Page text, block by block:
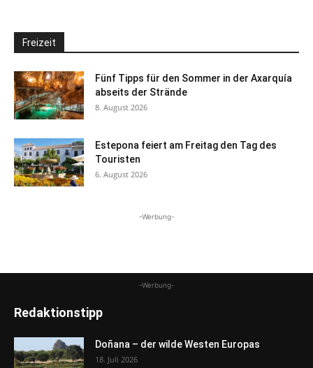
Freizeit
Fünf Tipps für den Sommer in der Axarquía
abseits der Strände
8. August 2026
Estepona feiert am Freitag den Tag des
Touristen
6. August 2026
-Werbung-
-Werbung-
Redaktionstipp
Doñana – der wilde Westen Europas
18. Juli 2026